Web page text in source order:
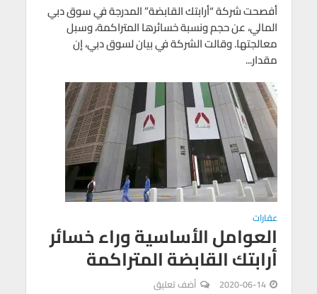
أفصحت شركة “أرابتك القابضة” المدرجة في سوق دبي
المالي، عن حجم ونسبة خسائرها المتراكمة، وسبل
معالجتها. وقالت الشركة في بيان لسوق دبي، إن
مقدار...
عقارات
العوامل الأساسية وراء خسائر
أرابتك القابضة المتراكمة
2020-06-14 أضف تعليق